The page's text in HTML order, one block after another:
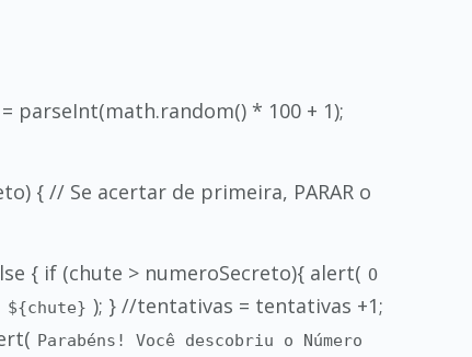
parseInt(math.random() * 100 + 1);
{ // Se acertar de primeira, PARAR o
{ if (chute > numeroSecreto){ alert( O
${chute} ); } //tentativas = tentativas +1;
Parabéns! Você descobriu o Número